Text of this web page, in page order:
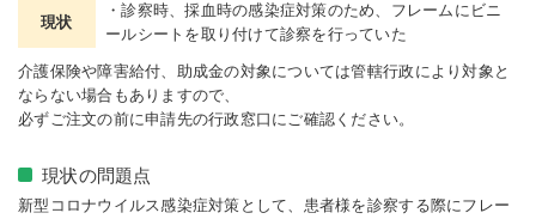
現状
・診察時、採血時の感染症対策のため、フレームにビニ
ールシートを取り付けて診察を行っていた
介護保険や障害給付、助成金の対象については管轄行政により対象と
ならない場合もありますので、
必ずご注文の前に申請先の行政窓口にご確認ください。
現状の問題点
新型コロナウイルス感染症対策として、患者様を診察する際にフレー